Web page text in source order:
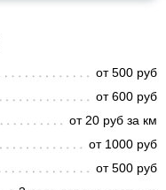
от 500 руб
от 600 руб
от 20 руб за км
от 1000 руб
от 500 руб